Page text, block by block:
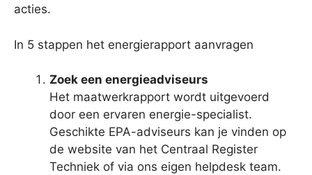
acties.
In 5 stappen het energierapport aanvragen
Zoek een energieadviseurs
Het maatwerkrapport wordt uitgevoerd
door een ervaren energie-specialist.
Geschikte EPA-adviseurs kan je vinden op
de website van het Centraal Register
Techniek of via ons eigen helpdesk team.